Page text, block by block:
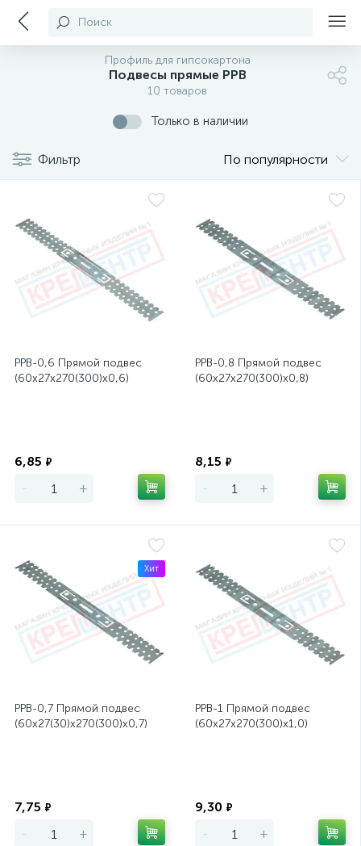
Поиск
Профиль для гипсокартона
Подвесы прямые PPB
10 товаров
Только в наличии
Фильтр По популярности
PPB-0,6 Прямой подвес
(60х27х270(300)х0,6)
6,85 ₽
- +
PPB-0,8 Прямой подвес
(60х27х270(300)х0,8)
8,15 ₽
- +
Хит
PPB-0,7 Прямой подвес
(60х27(30)х270(300)х0,7)
7,75 ₽
- +
PPB-1 Прямой подвес
(60х27х270(300)х1,0)
9,30 ₽
- +